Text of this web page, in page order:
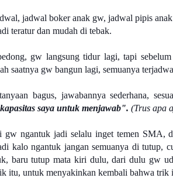
jadwal boker anak gw, jadwal pipis
teratur dan mudah di tebak.
gw langsung tidur lagi, tapi
saatnya gw bangun lagi, semuanya
bagus, jawabannya sederhana,
saya untuk menjawab". (Trus apa
ngantuk jadi selalu inget temen SMA,
kalo ngantuk jangan semuanya di tutup,
baru tutup mata kiri dulu, dari dulu gw
itu, untuk menyakinkan kembali bahwa trik